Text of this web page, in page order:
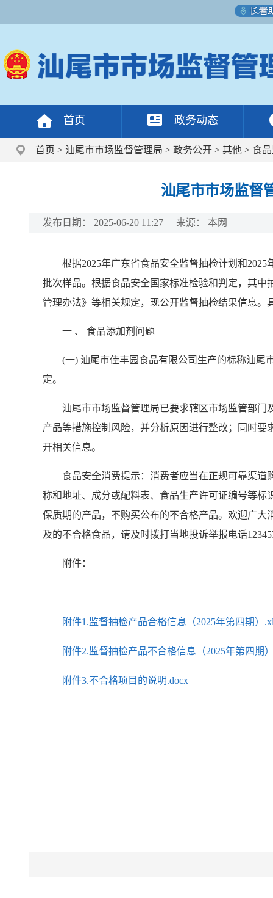
首页 政务动态
首页 > 汕尾市市场监督管理局 > 政务公开 > 其他 > 食
汕尾市市场监督
发布日期： 2025-06-20 11:27 来源： 本网
根据2025年广东省食品安全监督抽检计划和
批次样品。根据食品安全国家标准检验和判定，其
管理办法》等相关规定，现公开监督抽检结果信息。
一 、 食品添加剂问题
(一) 汕尾市佳丰园食品有限公司生产的标称汕尾
定。
汕尾市市场监督管理局已要求辖区市场监管部
产品等措施控制风险，并分析原因进行整改；同时
开相关信息。
食品安全消费提示：消费者应当在正规可靠渠
称和地址、成分或配料表、食品生产许可证编号等
保质期的产品，不购买公布的不合格产品。欢迎广
及的不合格食品，请及时拨打当地投诉举报电话12345
附件：
附件1.监督抽检产品合格信息（2025年第四期）
附件2.监督抽检产品不合格信息（2025年第四期
附件3.不合格项目的说明.docx